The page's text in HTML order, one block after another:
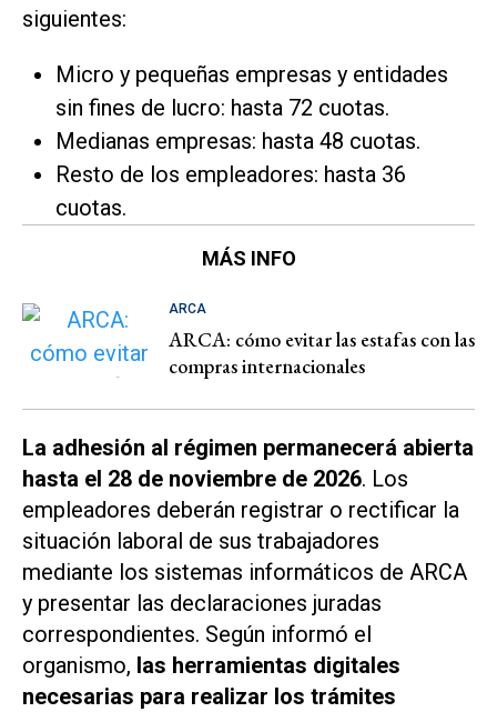
siguientes:
Micro y pequeñas empresas y entidades
sin fines de lucro: hasta 72 cuotas.
Medianas empresas: hasta 48 cuotas.
Resto de los empleadores: hasta 36
cuotas.
MÁS INFO
ARCA
ARCA: cómo evitar las estafas con las
compras internacionales
La adhesión al régimen permanecerá abierta
hasta el 28 de noviembre de 2026. Los
empleadores deberán registrar o rectificar la
situación laboral de sus trabajadores
mediante los sistemas informáticos de ARCA
y presentar las declaraciones juradas
correspondientes. Según informó el
organismo, las herramientas digitales
necesarias para realizar los trámites